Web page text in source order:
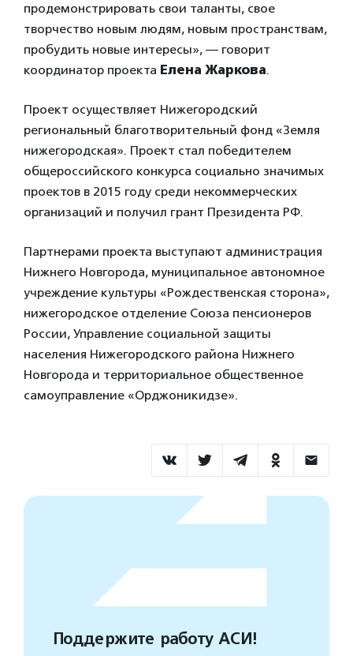
продемонстрировать свои таланты, свое
творчество новым людям, новым пространствам,
пробудить новые интересы», — говорит
координатор проекта Елена Жаркова.
Проект осуществляет Нижегородский
региональный благотворительный фонд «Земля
нижегородская». Проект стал победителем
общероссийского конкурса социально значимых
проектов в 2015 году среди некоммерческих
организаций и получил грант Президента РФ.
Партнерами проекта выступают администрация
Нижнего Новгорода, муниципальное автономное
учреждение культуры «Рождественская сторона»,
нижегородское отделение Союза пенсионеров
России, Управление социальной защиты
населения Нижегородского района Нижнего
Новгорода и территориальное общественное
самоуправление «Орджоникидзе».
Поддержите работу АСИ!